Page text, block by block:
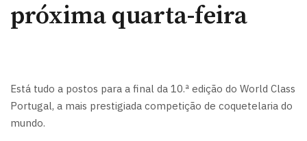
próxima quarta-feira
Está tudo a postos para a final da 10.ª edição do World Class
Portugal, a mais prestigiada competição de coquetelaria do
mundo.